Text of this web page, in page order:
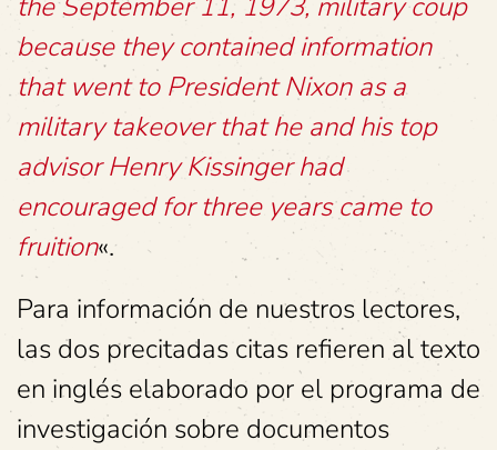
because they contained information
that went to President Nixon as a
military takeover that he and his top
advisor Henry Kissinger had
encouraged for three years came to
fruition«.
Para información de nuestros lectores,
las dos precitadas citas refieren al texto
en inglés elaborado por el programa de
investigación sobre documentos